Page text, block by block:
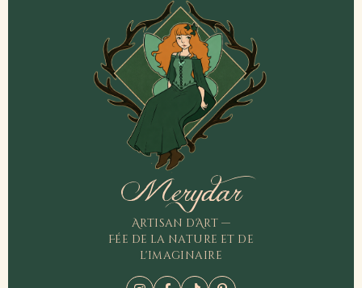
Merydar
Artisan d'Art —
Fée de la nature et de
l'imaginaire